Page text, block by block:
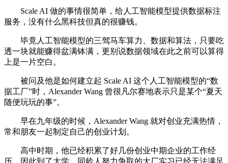
Scale AI 做的事情很简单，给人工智能模型提供数据标注
服务，没有什么黑科技但真的很赚钱。
毕竟人工智能模型的三驾马车算力、数据和算法，只要吃
透一块就能赚得盆满钵满，更别说数据领域在此之前可以算得
上是一片空白。
被问及他是如何建立起 Scale AI 这个人工智能模型的“数
据工厂”时，Alexander Wang 曾很凡尔赛地表示只是某个“夏天
随便玩玩的事”。
早在九年级的时候，Alexander Wang 就对创业充满热情，
常和朋友一起制定自己的创业计划。
高中时期，他已经积累了好几份创业中期企业的工作经
历，因此到了大学，同龄人努力争取的大厂实习已经无法满足